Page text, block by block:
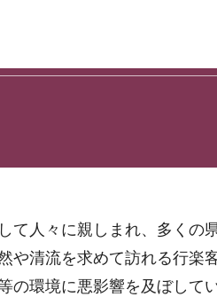
て人々に親しまれ、多くの
や清流を求めて訪れる行楽
の環境に悪影響を及ぼして